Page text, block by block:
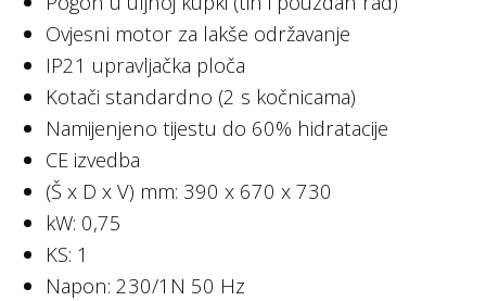
Ovjesni motor za lakše održavanje
IP21 upravljačka ploča
Kotači standardno (2 s kočnicama)
Namijenjeno tijestu do 60% hidratacije
CE izvedba
(Š x D x V) mm: 390 x 670 x 730
kW: 0,75
KS: 1
Napon: 230/1N 50 Hz